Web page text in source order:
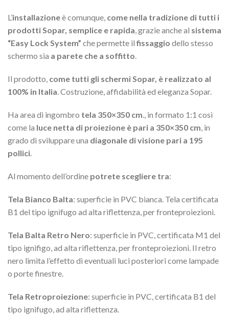
L’installazioneè comunque, come nella tradizione di tutti i
prodotti Sopar, semplice e rapida, grazie anche al sistema
“Easy Lock System” che permette ilfissaggio dello stesso
schermo sia a parete che a soffitto.
Il prodotto, come tutti gli schermi Sopar, è realizzato al
100% in Italia. Costruzione, affidabilità ed eleganza Sopar.
Ha area di ingombro tela 350×350 cm., in formato 1:1 così
come la luce netta di proiezione è pari a 350×350 cm, in
grado di sviluppare una diagonale di visione pari a 195
pollici.
Al momento dell’ordine potrete scegliere tra:
Tela Bianco Balta: superficie in PVC bianca. Tela certificata
B1 del tipo ignifugo ad alta riflettenza, per fronteproiezioni.
Tela Balta Retro Nero: superficie in PVC, certificata M1 del
tipo ignifigo, ad alta riflettenza, per fronteproiezioni. Il retro
nero limita l’effetto di eventuali luci posteriori come lampade
o porte finestre.
Tela Retroproiezione: superficie in PVC, certificata B1 del
tipo ignifugo, ad alta riflettenza.